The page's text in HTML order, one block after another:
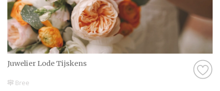
Juwelier Lode Tijskens
Bree